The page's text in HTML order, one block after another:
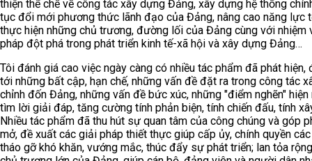
thiện thể chế về công tác xây dựng Đảng, xây dựng hệ thống
tục đổi mới phương thức lãnh đạo của Đảng, nâng cao năng lực
thực hiện những chủ trương, đường lối của Đảng cùng với nhiệm
pháp đột phá trong phát triển kinh tế-xã hội và xây dựng Đảng…
Tôi đánh giá cao việc ngày càng có nhiều tác phẩm đã phát hiện,
tới những bất cập, hạn chế, những vấn đề đặt ra trong công tác
chỉnh đốn Đảng, những vấn đề bức xúc, những "điểm nghẽn" hiện
tìm lời giải đáp, tăng cường tính phản biện, tính chiến đấu, tính
Nhiều tác phẩm đã thu hút sự quan tâm của công chúng và góp
mở, đề xuất các giải pháp thiết thực giúp cấp ủy, chính quyền
tháo gỡ khó khăn, vướng mắc, thúc đẩy sự phát triển; lan tỏa